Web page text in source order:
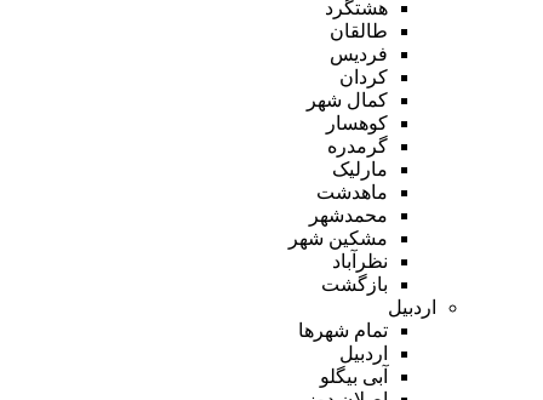
هشتگرد
طالقان
فردیس
کردان
کمال شهر
کوهسار
گرمدره
مارلیک
ماهدشت
محمدشهر
مشکین شهر
نظرآباد
بازگشت
اردبیل
تمام شهر‌ها
اردبیل
آبی بیگلو